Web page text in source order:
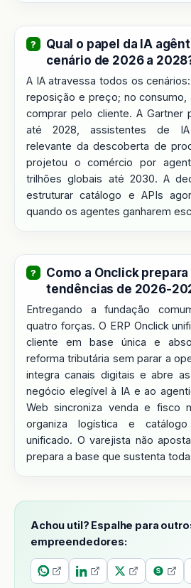
Qual o papel da IA
cenário de 2026 a
A IA atravessa todos os
reposição e preço; no consumo,
comprar pelo cliente. A Gartner
até 2028, assistentes de IA
relevante da descoberta de
projetou o comércio por
trilhões globais até 2030. A
estruturar catálogo e APIs
quando os agentes ganharem
Como a Onclick
tendências de 2026-
Entregando a fundação
quatro forças. O ERP Onclick
cliente em base única e
reforma tributária sem parar a
integra canais digitais e abre
negócio elegível à IA e ao
Web sincroniza venda e fisco
organiza logística e
unificado. O varejista não
prepara a base que sustenta
Achou util? Espalhe para
empreendedores: